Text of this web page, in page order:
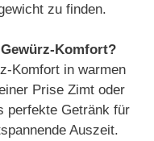
zu finden.
Komfort?
Komfort in warmen
Prise Zimt oder
perfekte Getränk für
Auszeit.